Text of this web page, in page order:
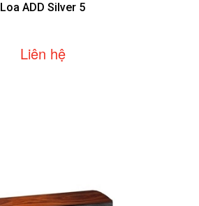
Loa ADD Silver 5
Liên hệ